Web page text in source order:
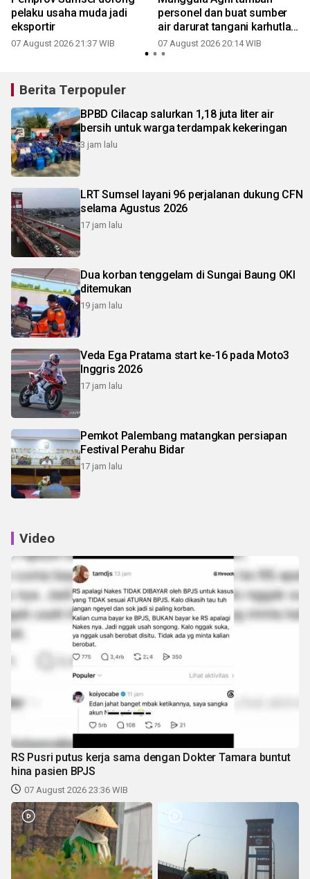
pelaku usaha muda jadi
eksportir
07 August 2026 21:37 WIB
personel dan buat sumber
air darurat tangani karhutla
di OKI
07 August 2026 20:14 WIB
Berita Terpopuler
BPBD Cilacap salurkan 1,18 juta liter air
bersih untuk warga terdampak kekeringan
3 jam lalu
LRT Sumsel layani 96 perjalanan dukung CFN
selama Agustus 2026
17 jam lalu
Dua korban tenggelam di Sungai Baung OKI
ditemukan
19 jam lalu
Veda Ega Pratama start ke-16 pada Moto3
Inggris 2026
17 jam lalu
Pemkot Palembang matangkan persiapan
Festival Perahu Bidar
17 jam lalu
Video
RS Pusri putus kerja sama dengan Dokter Tamara buntut
hina pasien BPJS
07 August 2026 23:36 WIB